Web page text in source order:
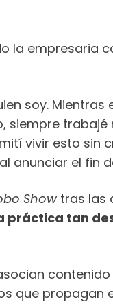
la empresaria
soy.
siempre
vivir esto sin
anunciar el fin
Showtras las
práctica tan
que